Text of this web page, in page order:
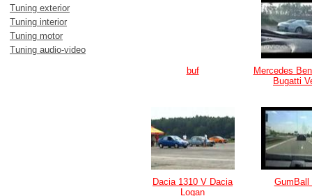
Tuning exterior
Tuning interior
Tuning motor
Tuning audio-video
buf
Mercedes
Bugatti
Dacia 1310 V Dacia
Logan
GumBall